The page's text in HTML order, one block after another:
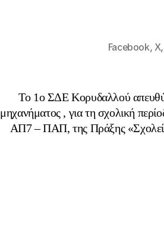
Facebook,X,
Το 1ο ΣΔΕ Κορυδαλλού
μηχανήματος , για τη σχολική
ΑΠ7 – ΠΑΠ, της Πράξης